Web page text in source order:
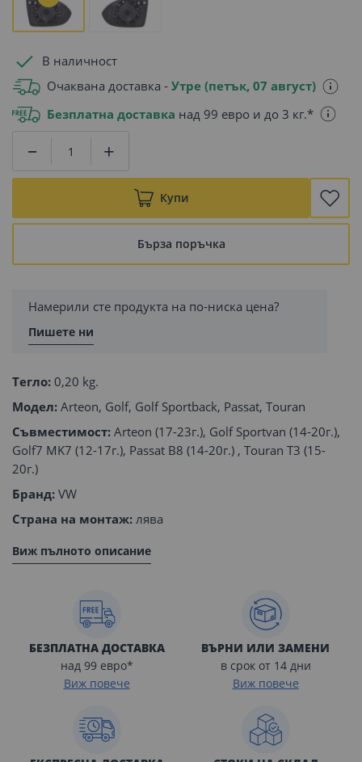
В наличност
Очаквана доставка - Утре (петък, 07 август)
Безплатна доставка над 99 евро и до 3 кг.*
Купи
Бърза поръчка
Намерили сте продукта на по-ниска цена?
Пишете ни
Тегло: 0,20 kg.
Модел: Arteon, Golf, Golf Sportback, Passat, Touran
Съвместимост: Arteon (17-23г.), Golf Sportvan (14-20г.),
Golf7 MK7 (12-17г.), Passat B8 (14-20г.) , Touran T3 (15-
20г.)
Бранд: VW
Страна на монтаж: лява
Виж пълното описание
БЕЗПЛАТНА ДОСТАВКА
над 99 евро*
Виж повече
ВЪРНИ ИЛИ ЗАМЕНИ
в срок от 14 дни
Виж повече